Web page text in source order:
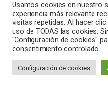
Política de
Usamos cookies en nuestro
experiencia más relevante
visitas repetidas. Al hacer
uso de TODAS las cookies.
"Configuración de cookies"
consentimiento controlado.
Configuración de cookies